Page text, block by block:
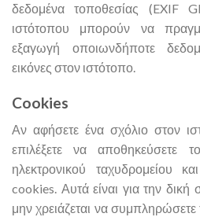
δεδομένα τοποθεσίας (EXIF
ιστότοπου μπορούν να
εξαγωγή οποιωνδήποτε
εικόνες στον ιστότοπο.
Cookies
Αν αφήσετε ένα σχόλιο στον
επιλέξετε να αποθηκεύσετε
ηλεκτρονικού ταχυδρομείου
cookies. Αυτά είναι για την δική
μην χρειάζεται να συμπληρώσετε